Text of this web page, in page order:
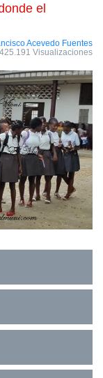
el
Acevedo Fuentes
425.191 Visualizaciones